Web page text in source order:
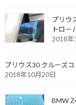
プリウ
トロー
2018年
プリウス30 クルーズ
2018年10月20日
BMW